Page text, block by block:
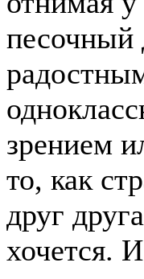
песочный
зрением
то, как
друг
хочется.